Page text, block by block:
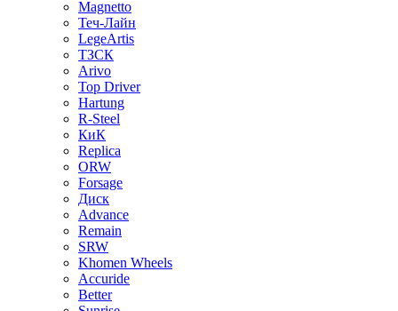
Magnetto
Теч-Лайн
LegeArtis
ТЗСК
Arivo
Top Driver
Hartung
R-Steel
КиК
Replica
ORW
Forsage
Диск
Advance
Remain
SRW
Khomen Wheels
Accuride
Better